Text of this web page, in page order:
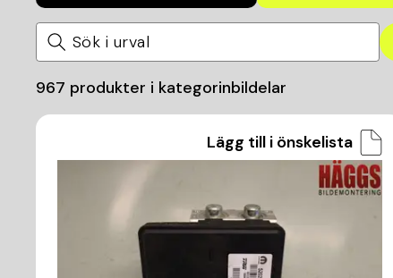
967 produkter i kategorinbildelar
Lägg till i önskelista